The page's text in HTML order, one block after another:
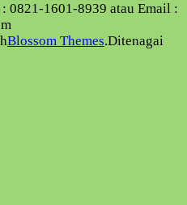
0821-1601-8939 atau Email :
Blossom Themes.Ditenagai